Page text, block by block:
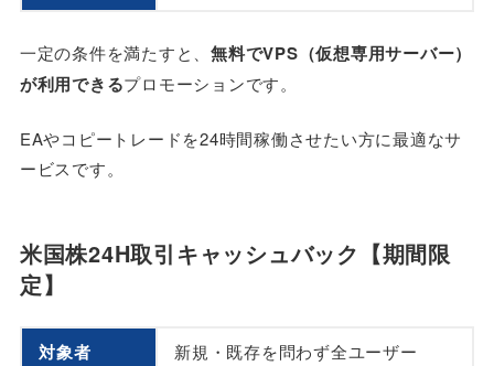
一定の条件を満たすと、無料でVPS（仮想専用サーバー）
が利用できるプロモーションです。
EAやコピートレードを24時間稼働させたい方に最適なサ
ービスです。
米国株24H取引キャッシュバック【期間限
定】
対象者 新規・既存を問わず全ユーザー